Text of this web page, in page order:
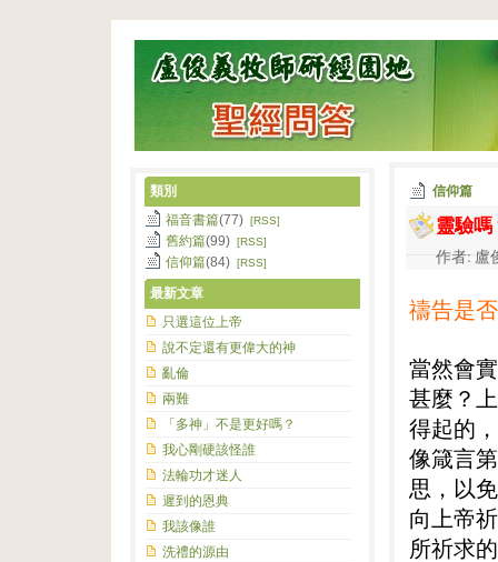
信仰篇
靈驗嗎
作者: 盧
禱告是
當然會
甚麼？
得起的
像箴言
思，以
向上帝
所祈求
類別
福音書篇(77) [RSS]
舊約篇(99) [RSS]
信仰篇(84) [RSS]
最新文章
只選這位上帝
說不定還有更偉大的神
亂倫
兩難
「多神」不是更好嗎？
我心剛硬該怪誰
法輪功才迷人
遲到的恩典
我該像誰
洗禮的源由